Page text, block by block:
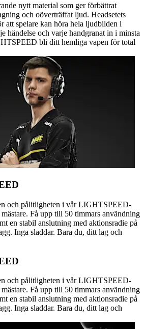
nytt material som ger förbättrat
och oöverträffat ljud. Headsetets
att spelare kan höra hela ljudbilden i
händelse och varje handgranat in i minsta
bli ditt hemliga vapen för total
och pålitligheten i vår LIGHTSPEED-
Få upp till 50 timmars användning
en stabil anslutning med aktionsradie på
Inga sladdar. Bara du, ditt lag och
och pålitligheten i vår LIGHTSPEED-
Få upp till 50 timmars användning
en stabil anslutning med aktionsradie på
Inga sladdar. Bara du, ditt lag och